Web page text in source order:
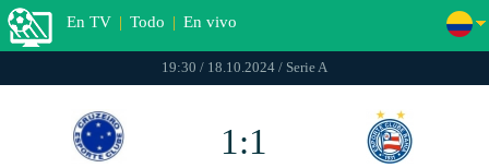
En TV | Todo | En vivo
19:30 / 18.10.2024 / Serie A
1:1